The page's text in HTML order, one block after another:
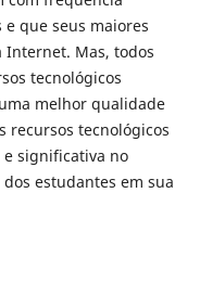
que seus maiores
Internet. Mas, todos
tecnológicos
melhor qualidade
recursos tecnológicos
significativa no
estudantes em sua